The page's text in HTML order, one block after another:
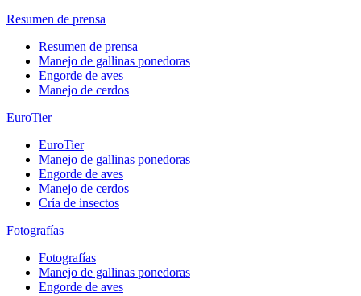
Resumen de prensa
Resumen de prensa
Manejo de gallinas ponedoras
Engorde de aves
Manejo de cerdos
EuroTier
EuroTier
Manejo de gallinas ponedoras
Engorde de aves
Manejo de cerdos
Cría de insectos
Fotografías
Fotografías
Manejo de gallinas ponedoras
Engorde de aves